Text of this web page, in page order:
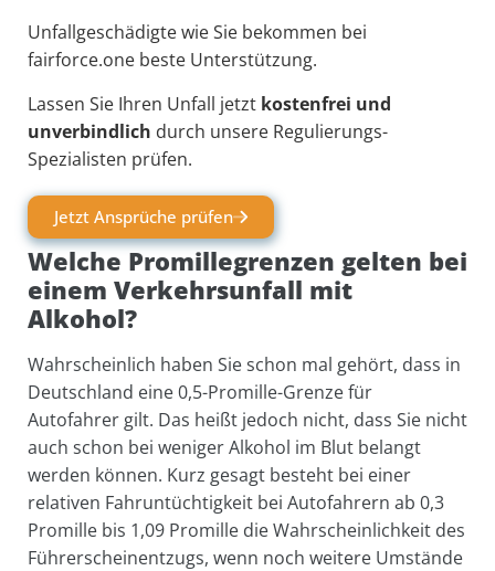
Unfallgeschädigte wie Sie bekommen bei
fairforce.one beste Unterstützung.
Lassen Sie Ihren Unfall jetzt kostenfrei und
unverbindlich durch unsere Regulierungs-
Spezialisten prüfen.
Jetzt Ansprüche prüfen
Welche Promillegrenzen gelten bei
einem Verkehrsunfall mit
Alkohol?
Wahrscheinlich haben Sie schon mal gehört, dass in
Deutschland eine 0,5-Promille-Grenze für
Autofahrer gilt. Das heißt jedoch nicht, dass Sie nicht
auch schon bei weniger Alkohol im Blut belangt
werden können. Kurz gesagt besteht bei einer
relativen Fahruntüchtigkeit bei Autofahrern ab 0,3
Promille bis 1,09 Promille die Wahrscheinlichkeit des
Führerscheinentzugs, wenn noch weitere Umstände